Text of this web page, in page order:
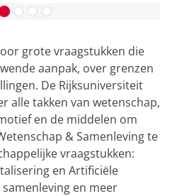
grote vraagstukken die
aanpak, over grenzen
De Rijksuniversiteit
alle takken van wetenschap,
en de middelen om
& Samenleving te
vraagstukken:
en Artificiële
en meer